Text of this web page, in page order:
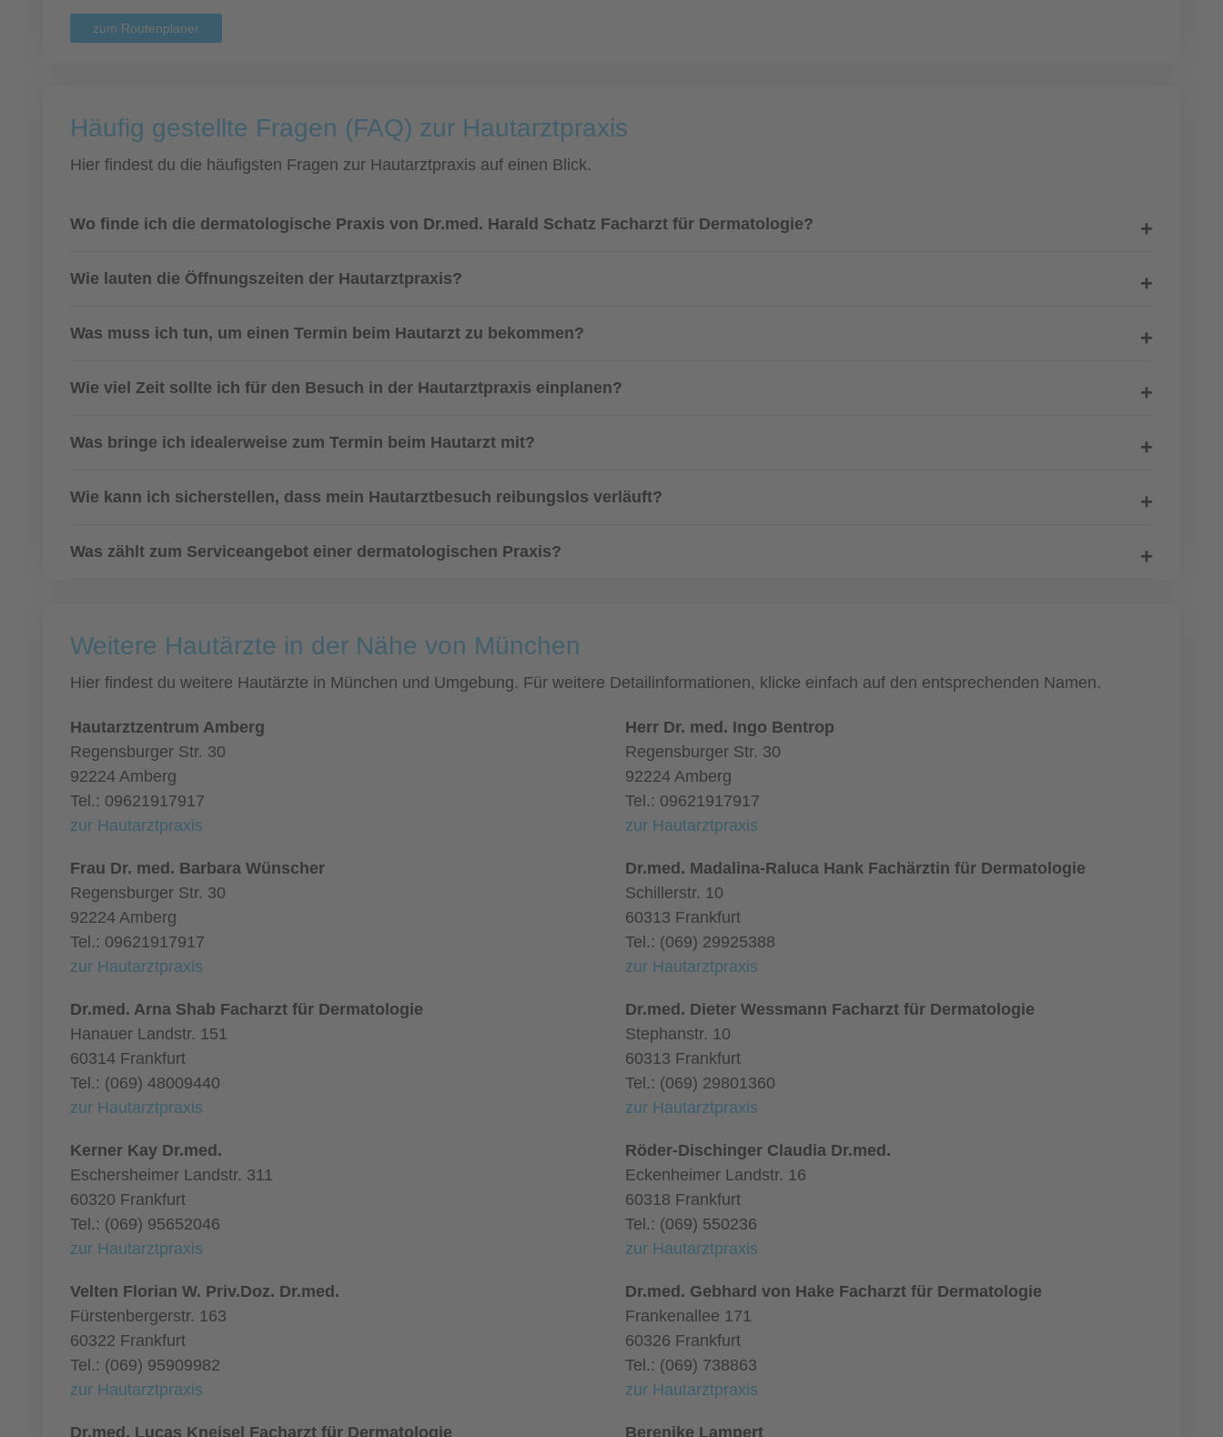
zum Routenplaner
Häufig gestellte Fragen (FAQ) zur Hautarztpraxis
Hier findest du die häufigsten Fragen zur Hautarztpraxis auf einen Blick.
Wo finde ich die dermatologische Praxis von Dr.med. Harald Schatz Facharzt für Dermatologie?
Wie lauten die Öffnungszeiten der Hautarztpraxis?
Was muss ich tun, um einen Termin beim Hautarzt zu bekommen?
Wie viel Zeit sollte ich für den Besuch in der Hautarztpraxis einplanen?
Was bringe ich idealerweise zum Termin beim Hautarzt mit?
Wie kann ich sicherstellen, dass mein Hautarztbesuch reibungslos verläuft?
Was zählt zum Serviceangebot einer dermatologischen Praxis?
Weitere Hautärzte in der Nähe von München
Hier findest du weitere Hautärzte in München und Umgebung. Für weitere Detailinformationen, klicke einfach auf den entsprechenden Namen.
Hautarztzentrum Amberg
Regensburger Str. 30
92224 Amberg
Tel.: 09621917917
zur Hautarztpraxis
Herr Dr. med. Ingo Bentrop
Regensburger Str. 30
92224 Amberg
Tel.: 09621917917
zur Hautarztpraxis
Frau Dr. med. Barbara Wünscher
Regensburger Str. 30
92224 Amberg
Tel.: 09621917917
zur Hautarztpraxis
Dr.med. Madalina-Raluca Hank Fachärztin für Dermatologie
Schillerstr. 10
60313 Frankfurt
Tel.: (069) 29925388
zur Hautarztpraxis
Dr.med. Arna Shab Facharzt für Dermatologie
Hanauer Landstr. 151
60314 Frankfurt
Tel.: (069) 48009440
zur Hautarztpraxis
Dr.med. Dieter Wessmann Facharzt für Dermatologie
Stephanstr. 10
60313 Frankfurt
Tel.: (069) 29801360
zur Hautarztpraxis
Kerner Kay Dr.med.
Eschersheimer Landstr. 311
60320 Frankfurt
Tel.: (069) 95652046
zur Hautarztpraxis
Röder-Dischinger Claudia Dr.med.
Eckenheimer Landstr. 16
60318 Frankfurt
Tel.: (069) 550236
zur Hautarztpraxis
Velten Florian W. Priv.Doz. Dr.med.
Fürstenbergerstr. 163
60322 Frankfurt
Tel.: (069) 95909982
zur Hautarztpraxis
Dr.med. Gebhard von Hake Facharzt für Dermatologie
Frankenallee 171
60326 Frankfurt
Tel.: (069) 738863
zur Hautarztpraxis
Dr.med. Lucas Kneisel Facharzt für Dermatologie Berenike Lampert